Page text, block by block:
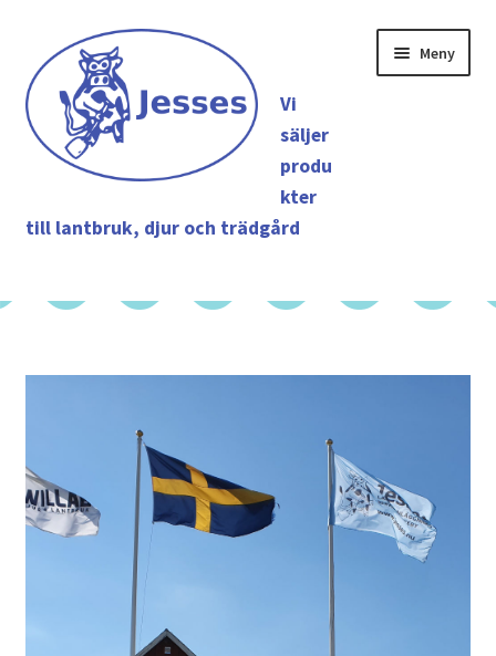
Hoppa
till
navigering
Hoppa
till
innehåll
Vi
säljer
produ
kter
till lantbruk, djur och trädgård
Meny
Shop
Hem
Köpvillkor